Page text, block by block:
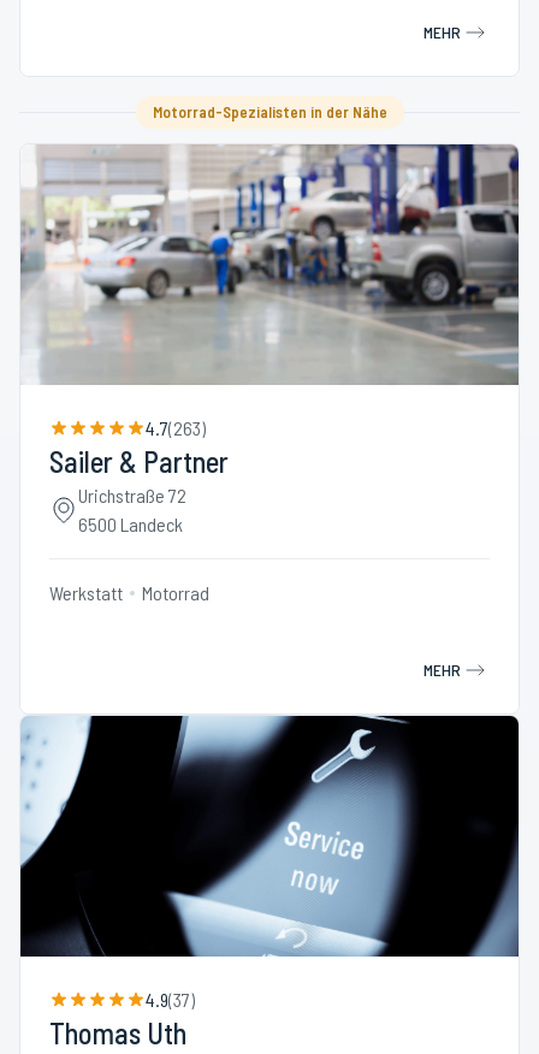
MEHR
Motorrad-Spezialisten in der Nähe
4.7(263)
Sailer & Partner
Urichstraße 72
6500 Landeck
Werkstatt Motorrad
MEHR
4.9(37)
Thomas Uth